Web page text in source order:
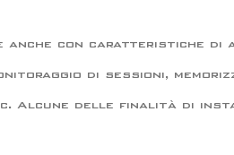
con caratteristiche di
di sessioni,
Alcune delle finalità di